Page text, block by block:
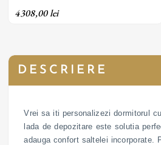
4308,00 lei
DESCRIERE
Vrei sa iti personalizezi dormitorul
lada de depozitare este solutia
adauga confort saltelei incorporate.